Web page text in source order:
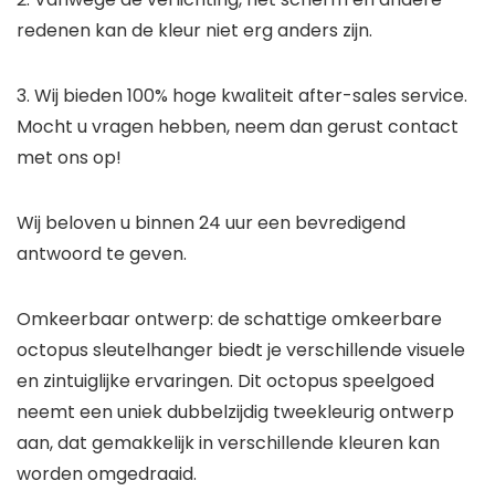
redenen kan de kleur niet erg anders zijn.
3. Wij bieden 100% hoge kwaliteit after-sales service.
Mocht u vragen hebben, neem dan gerust contact
met ons op!
Wij beloven u binnen 24 uur een bevredigend
antwoord te geven.
Omkeerbaar ontwerp: de schattige omkeerbare
octopus sleutelhanger biedt je verschillende visuele
en zintuiglijke ervaringen. Dit octopus speelgoed
neemt een uniek dubbelzijdig tweekleurig ontwerp
aan, dat gemakkelijk in verschillende kleuren kan
worden omgedraaid.